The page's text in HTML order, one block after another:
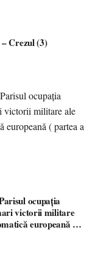
Crezul (3)
ocupația
victorii militare
europeană (